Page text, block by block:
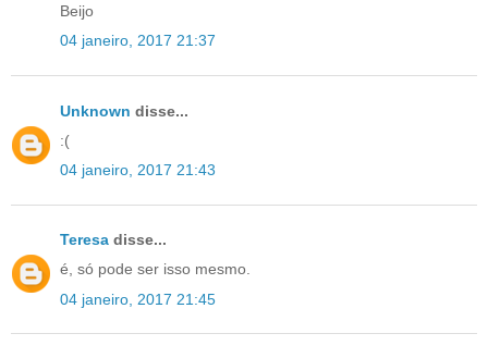
Beijo
04 janeiro, 2017 21:37
Unknown disse...
:(
04 janeiro, 2017 21:43
Teresa disse...
é, só pode ser isso mesmo.
04 janeiro, 2017 21:45